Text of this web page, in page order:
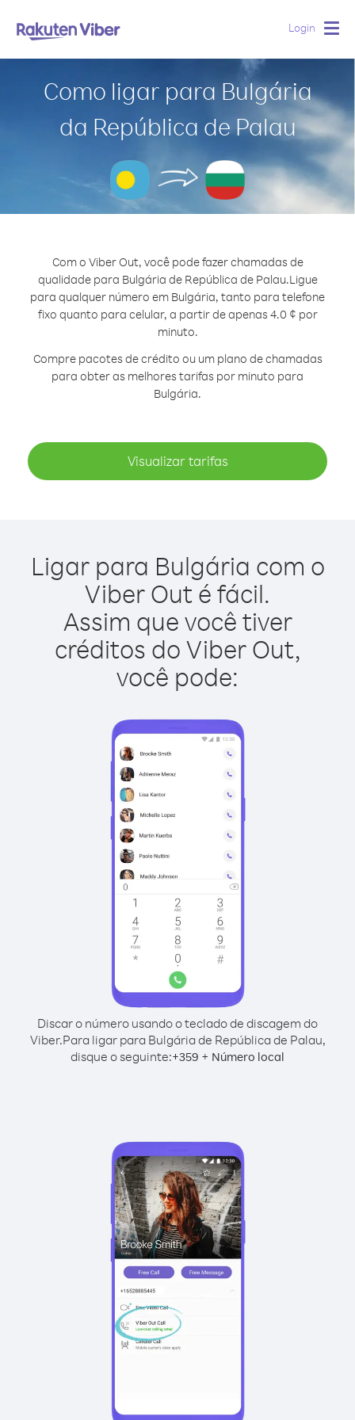
Login
Como ligar para Bulgária
da República de Palau
Com o Viber Out, você pode fazer chamadas de
qualidade para Bulgária de República de Palau.Ligue
para qualquer número em Bulgária, tanto para telefone
fixo quanto para celular, a partir de apenas 4.0 ¢ por
minuto.
Compre pacotes de crédito ou um plano de chamadas
para obter as melhores tarifas por minuto para
Bulgária.
Visualizar tarifas
Ligar para Bulgária com o
Viber Out é fácil.
Assim que você tiver
créditos do Viber Out,
você pode:
Discar o número usando o teclado de discagem do
Viber.Para ligar para Bulgária de República de Palau,
disque o seguinte:+359 + Número local